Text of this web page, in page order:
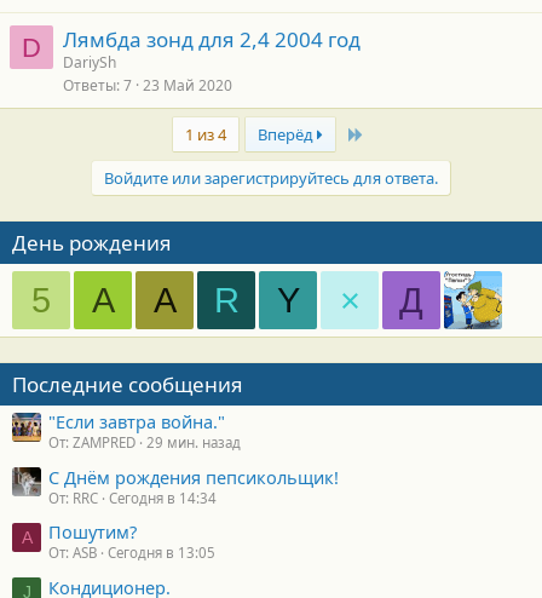
D Лямбда зонд для 2,4 2004 год
DariySh
Ответы 7 23 Май 2020
1 из 4 Вперёд Last
Войдите или зарегистрируйтесь для ответа.
День рождения
5 A A R Y × Д
Последние сообщения
"Если завтра война."
От: ZAMPRED 29 мин. назад
С Днём рождения пепсикольщик!
От: RRC Сегодня в 14:34
A Пошутим?
От: ASB Сегодня в 13:05
J Кондиционер.